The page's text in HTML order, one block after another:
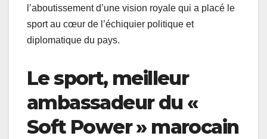
l’aboutissement d’une vision royale qui a placé le
sport au cœur de l’échiquier politique et
diplomatique du pays.
Le sport, meilleur
ambassadeur du «
Soft Power » marocain